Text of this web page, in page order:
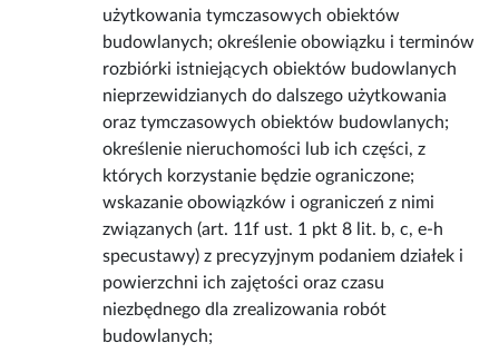
użytkowania tymczasowych obiektów
budowlanych; określenie obowiązku i terminów
rozbiórki istniejących obiektów budowlanych
nieprzewidzianych do dalszego użytkowania
oraz tymczasowych obiektów budowlanych;
określenie nieruchomości lub ich części, z
których korzystanie będzie ograniczone;
wskazanie obowiązków i ograniczeń z nimi
związanych (art. 11f ust. 1 pkt 8 lit. b, c, e-h
specustawy) z precyzyjnym podaniem działek i
powierzchni ich zajętości oraz czasu
niezbędnego dla zrealizowania robót
budowlanych;